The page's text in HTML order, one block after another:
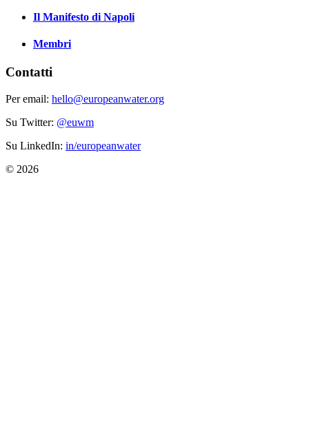
Il Manifesto di Napoli
Membri
Contatti
Per email: hello@europeanwater.org
Su Twitter: @euwm
Su LinkedIn: in/europeanwater
© 2026